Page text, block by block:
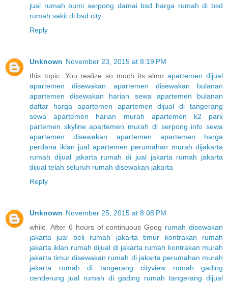
jual rumah bumi serpong damai bsd harga rumah di bsd
rumah sakit di bsd city
Reply
Unknown November 23, 2015 at 8:19 PM
this topic. You realize so much its almoapartemen dijual
apartemen disewakan
apartemen disewakan bulanan
apartemen disewakan harian
sewa apartemen bulanan
daftar harga apartemen
apartemen dijual di tangerang
sewa apartemen harian murah
apartemen k2 park
partemen skyline apartemen murah di serpong info sewa
apartemen
disewakan apartemen
apartemen harga
perdana iklan jual apartemen perumahan murah dijakarta
rumah dijual jakarta rumah di jual jakarta rumah jakarta
dijual telah seluruh rumah disewakan jakarta
Reply
Unknown November 25, 2015 at 8:08 PM
while. After 6 hours of continuous Goog rumah disewakan
jakarta
jual beli rumah jakarta timur
kontrakan rumah
jakarta iklan rumah dijual di jakarta rumah kontrakan murah
jakarta timur disewakan rumah di jakarta perumahan murah
jakarta
rumah di tangerang cityview
rumah gading
cenderung
jual rumah di gading
rumah tangerang dijual